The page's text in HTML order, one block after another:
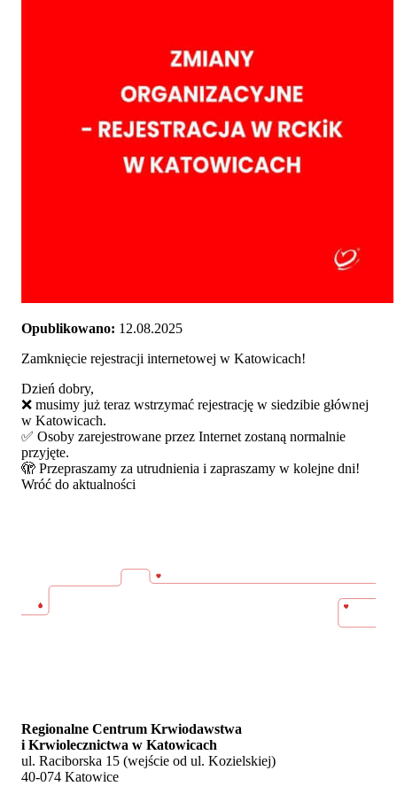
Opublikowano: 12.08.2025
Zamknięcie rejestracji internetowej w Katowicach!
Dzień dobry,
❌ musimy już teraz wstrzymać rejestrację w siedzibie głównej
w Katowicach.
✅ Osoby zarejestrowane przez Internet zostaną normalnie
przyjęte.
🫣 Przepraszamy za utrudnienia i zapraszamy w kolejne dni!
Wróć do aktualności
Regionalne Centrum Krwiodawstwa
i Krwiolecznictwa w Katowicach
ul. Raciborska 15 (wejście od ul. Kozielskiej)
40-074 Katowice